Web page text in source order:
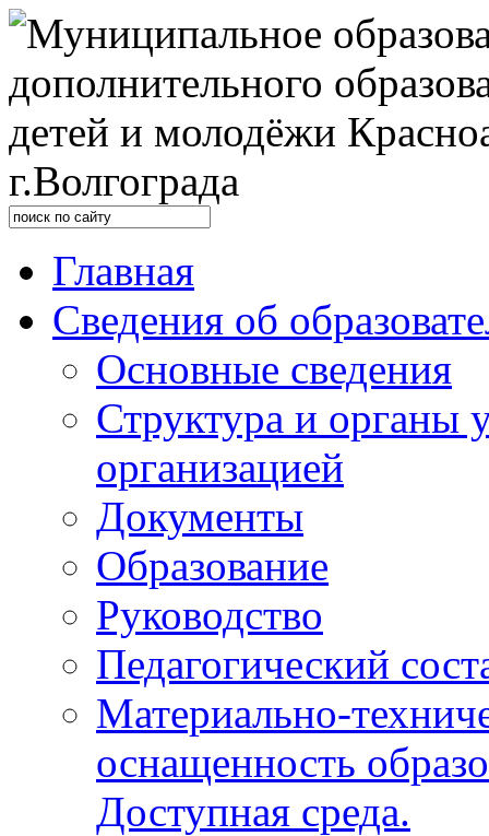
Главная
Сведения об
Основные сведения
Структура и органы
организацией
Документы
Образование
Руководство
Педагогический
Материально-
оснащенность
Доступная среда.